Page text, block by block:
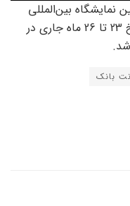
نمایشگاه بین‌المللی
گردشگری وصنایع وابسته تهران از تاریخ 23 تا 26 ماه جاری در
شد.
بانک